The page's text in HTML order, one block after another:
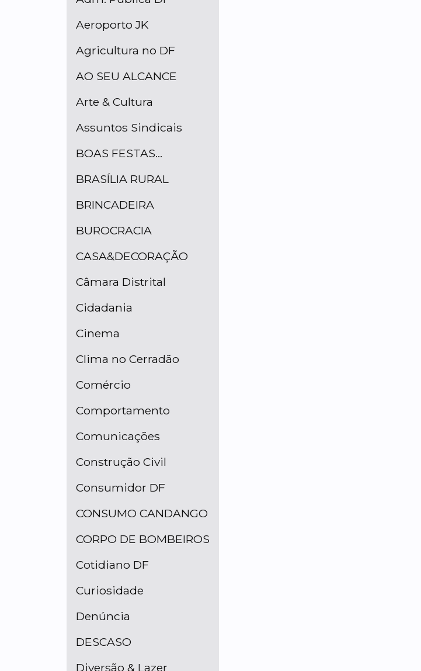
Aeroporto JK
Agricultura no DF
AO SEU ALCANCE
Arte & Cultura
Assuntos Sindicais
BOAS FESTAS...
BRASÍLIA RURAL
BRINCADEIRA
BUROCRACIA
CASA&DECORAÇÃO
Câmara Distrital
Cidadania
Cinema
Clima no Cerradão
Comércio
Comportamento
Comunicações
Construção Civil
Consumidor DF
CONSUMO CANDANGO
CORPO DE BOMBEIROS
Cotidiano DF
Curiosidade
Denúncia
DESCASO
Diversão & Lazer